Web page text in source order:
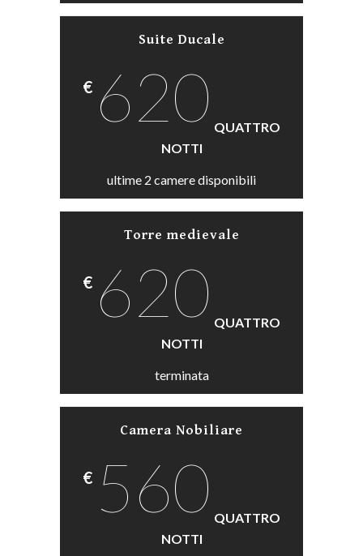
Suite Ducale
€ 620 QUATTRO
NOTTI
ultime 2 camere disponibili
Torre medievale
€ 620 QUATTRO
NOTTI
terminata
Camera Nobiliare
€ 560 QUATTRO
NOTTI